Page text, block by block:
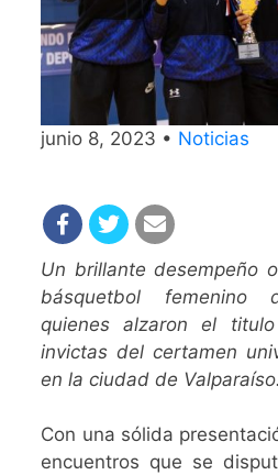
junio 8, 2023 • Noticias
Un brillante desempeño
básquetbol femenino
quienes alzaron el
invictas del certamen
en la ciudad de Valparaíso.
Con una sólida
encuentros que se